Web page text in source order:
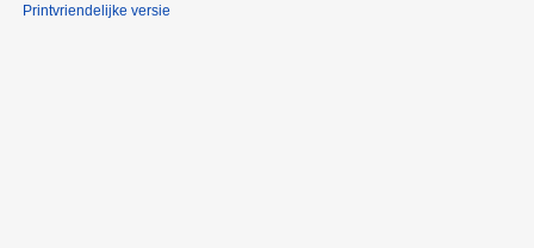
Printvriendelijke versie